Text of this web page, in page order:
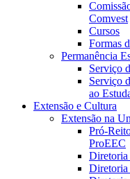
Comvest
Cursos
Formas
Permanência
Serviço
Serviço
ao
Extensão e Cultura
Extensão na
Pró-
ProEEC
Diretoria